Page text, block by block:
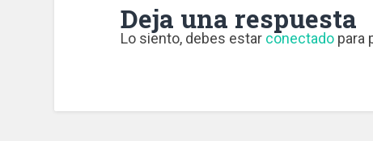
Deja una respuesta
Lo siento, debes estar conectadopara